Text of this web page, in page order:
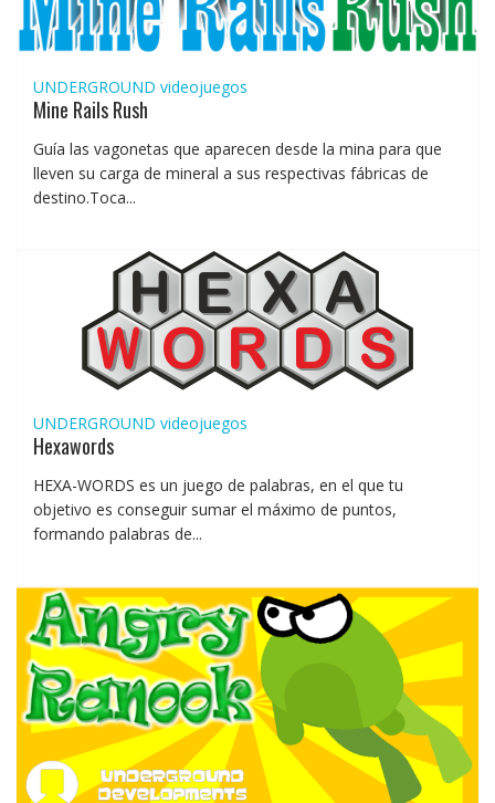
UNDERGROUND videojuegos
Mine Rails Rush
Guía las vagonetas que aparecen desde la mina para que
lleven su carga de mineral a sus respectivas fábricas de
destino.Toca...
UNDERGROUND videojuegos
Hexawords
HEXA-WORDS es un juego de palabras, en el que tu
objetivo es conseguir sumar el máximo de puntos,
formando palabras de...